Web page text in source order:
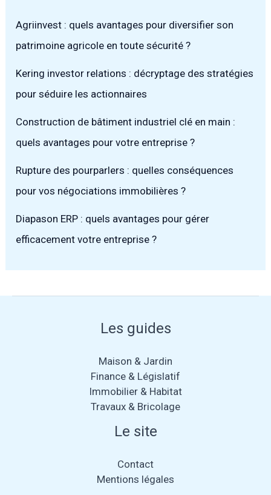
Agriinvest : quels avantages pour diversifier son
patrimoine agricole en toute sécurité ?
Kering investor relations : décryptage des stratégies
pour séduire les actionnaires
Construction de bâtiment industriel clé en main :
quels avantages pour votre entreprise ?
Rupture des pourparlers : quelles conséquences
pour vos négociations immobilières ?
Diapason ERP : quels avantages pour gérer
efficacement votre entreprise ?
Les guides
Maison & Jardin
Finance & Législatif
Immobilier & Habitat
Travaux & Bricolage
Le site
Contact
Mentions légales